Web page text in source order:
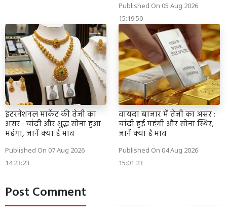
Published On 05 Aug 2026
15:19:50
इंटरनेशनल मार्केट की तेजी का
असर : चांदी और शुद्ध सोना हुआ
महंगा, जानें क्या है भाव
Published On 07 Aug 2026
14:23:23
वायदा बाजार में तेजी का असर :
चांदी हुई महंगी और सोना स्थिर,
जानें क्या है भाव
Published On 04 Aug 2026
15:01:23
Post Comment